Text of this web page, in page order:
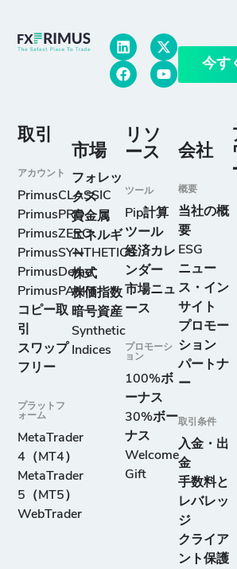
今す
取引
アカウント
PrimusCLASSIC
PrimusPRO
PrimusZERO
PrimusSYNTHETICS
PrimusDemo
PrimusPAMM
コピー取
引
スワップ
フリー
プラットフ
ォーム
MetaTrader
4（MT4）
MetaTrader
5（MT5）
WebTrader
市場
フォレッ
クス
貴金属
エネルギ
ー
株式
株価指数
暗号資産
Synthetic
Indices
リソ
ース
ツール
Pip計算
ツール
経済カレ
ンダー
市場ニュ
ース
プロモーシ
ョン
100%ボ
ーナス
30%ボー
ナス
Welcome
Gift
会社
概要
当社の概
要
ESG
ニュー
ス・イン
サイト
プロモー
ション
パートナ
ー
取引条件
入金・出
金
手数料と
レバレッ
ジ
クライア
ント保護